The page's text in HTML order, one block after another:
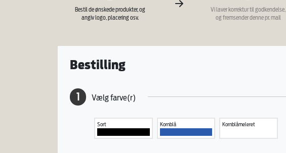
Bestil de ønskede produkter, og
angiv logo, placering osv.
Vi laver korrektur til godkendelse,
og fremsender denne pr. mail
Bestilling
1 Vælg farve(r)
Sort Kornblå Kornblåmeleret